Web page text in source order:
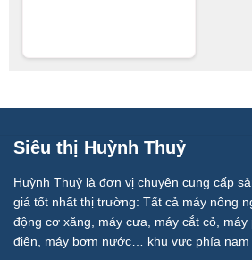
Siêu thị Huỳnh Thuỷ
Huỳnh Thuỷ là đơn vị chuyên cung cấp
giá tốt nhất thị trường: Tất cả máy nông
động cơ xăng, máy cưa, máy cắt cỏ,
điện, máy bơm nước… khu vực phía nam